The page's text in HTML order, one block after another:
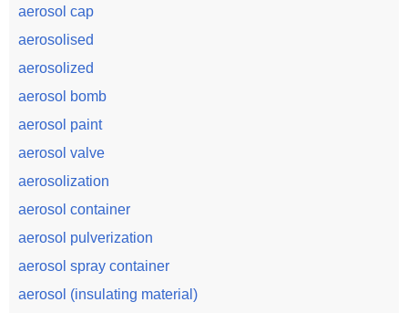
aerosol cap
aerosolised
aerosolized
aerosol bomb
aerosol paint
aerosol valve
aerosolization
aerosol container
aerosol pulverization
aerosol spray container
aerosol (insulating material)